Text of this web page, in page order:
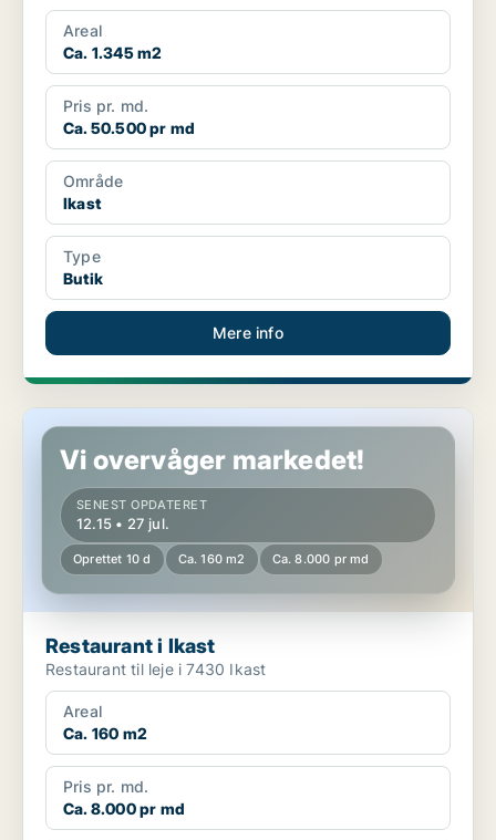
Areal
Ca. 1.345 m2
Pris pr. md.
Ca. 50.500 pr md
Område
Ikast
Type
Butik
Mere info
Restaurant i Ikast
Vi overvåger markedet!
SENEST OPDATERET
12.15 • 27 jul.
Oprettet 10 d Ca. 160 m2 Ca. 8.000 pr md
Restaurant i Ikast
Restaurant til leje i 7430 Ikast
Areal
Ca. 160 m2
Pris pr. md.
Ca. 8.000 pr md